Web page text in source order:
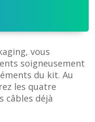
vous
soigneusement
du kit. Au
les quatre
câbles déjà